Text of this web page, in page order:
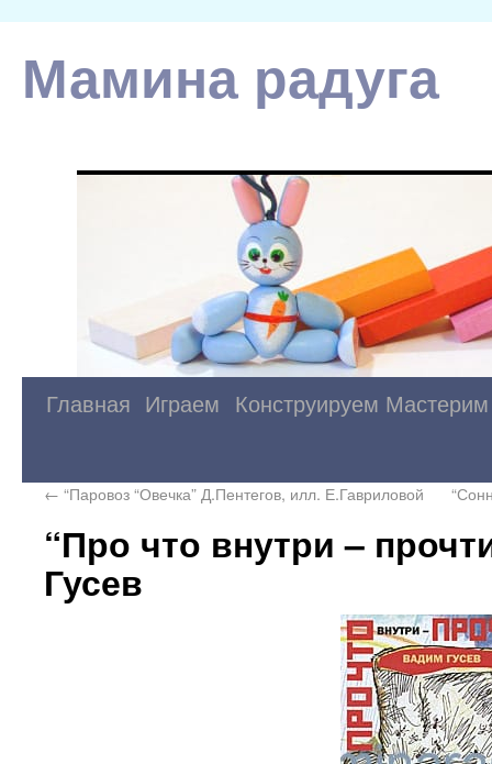
Мамина радуга
Главная Играем Конструируем Мастерим
← “Паровоз “Овечка” Д.Пентегов, илл. Е.Гавриловой
“Про что внутри –
Гусев